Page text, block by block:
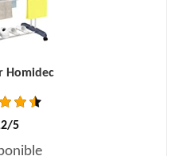
Homidec
5